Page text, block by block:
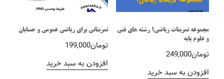
مجموعه تمرینات ریاضی1 رشته های فنی
و علوم پایه
تومان249,000
افزودن به سبد خرید
تمریناتی برای ریاضی عمومی و حسابان
تومان199,000
افزودن به سبد خرید